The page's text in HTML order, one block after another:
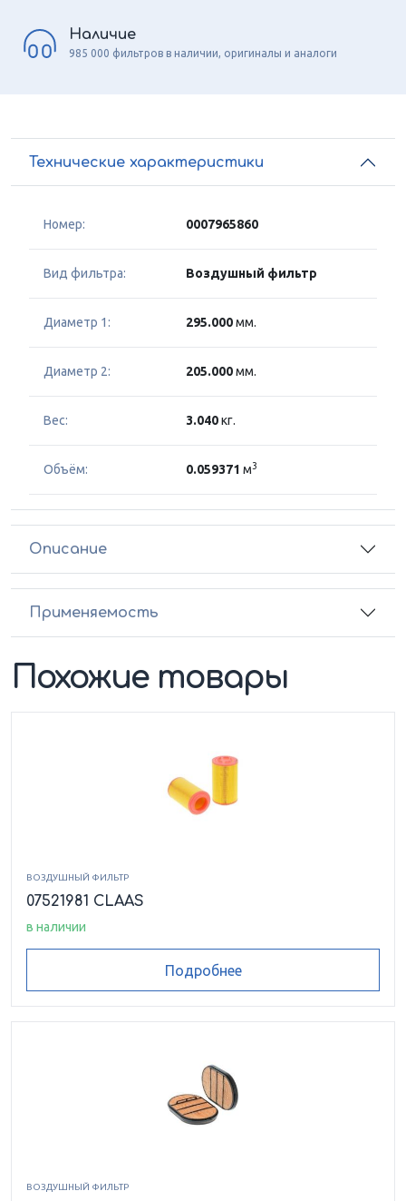
Наличие
985 000 фильтров в наличии, оригиналы и аналоги
Технические характеристики
Номер: 0007965860
Вид фильтра: Воздушный фильтр
Диаметр 1: 295.000мм.
Диаметр 2: 205.000мм.
Вес: 3.040кг.
Объём: 0.059371 м3
Описание
Применяемость
Похожие товары
ВОЗДУШНЫЙ ФИЛЬТР
07521981 CLAAS
в наличии
Подробнее
ВОЗДУШНЫЙ ФИЛЬТР